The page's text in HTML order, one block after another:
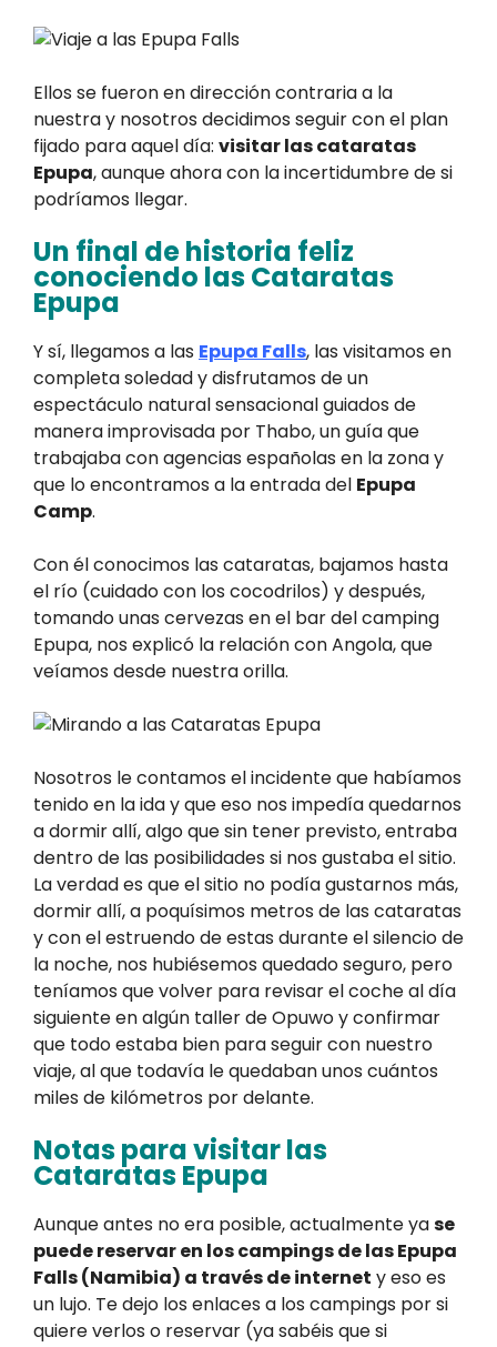
Ellos se fueron en dirección contraria a la
nuestra y nosotros decidimos seguir con el plan
fijado para aquel día: visitar las cataratas
Epupa, aunque ahora con la incertidumbre de si
podríamos llegar.
Un final de historia feliz
conociendo las Cataratas
Epupa
Y sí, llegamos a las Epupa Falls, las visitamos en
completa soledad y disfrutamos de un
espectáculo natural sensacional guiados de
manera improvisada por Thabo, un guía que
trabajaba con agencias españolas en la zona y
que lo encontramos a la entrada del Epupa
Camp.
Con él conocimos las cataratas, bajamos hasta
el río (cuidado con los cocodrilos) y después,
tomando unas cervezas en el bar del camping
Epupa, nos explicó la relación con Angola, que
veíamos desde nuestra orilla.
Nosotros le contamos el incidente que habíamos
tenido en la ida y que eso nos impedía quedarnos
a dormir allí, algo que sin tener previsto, entraba
dentro de las posibilidades si nos gustaba el sitio.
La verdad es que el sitio no podía gustarnos más,
dormir allí, a poquísimos metros de las cataratas
y con el estruendo de estas durante el silencio de
la noche, nos hubiésemos quedado seguro, pero
teníamos que volver para revisar el coche al día
siguiente en algún taller de Opuwo y confirmar
que todo estaba bien para seguir con nuestro
viaje, al que todavía le quedaban unos cuántos
miles de kilómetros por delante.
Notas para visitar las
Cataratas Epupa
Aunque antes no era posible, actualmente yase
puede reservar en los campings de las Epupa
Falls (Namibia) a través de internet y eso es
un lujo. Te dejo los enlaces a los campings por si
quiere verlos o reservar (ya sabéis que si